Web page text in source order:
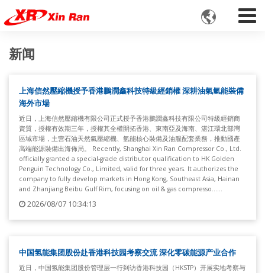

新闻
上海信然壓縮機授予香港鵬潤鑫科技特級經銷權 深耕油氣氫能裝備
海外市場
近日，上海信然壓縮機有限公司正式授予香港鵬潤鑫科技有限公司特級經銷商
資質，授權有效期三年，授權其全權開拓香港、東南亞及海南、湛江環北部灣
區域市場，主营石油天然氣壓縮機、氫能核心裝備及油服配套業務，推動國產
高端能源裝備出海佈局。 Recently, Shanghai Xin Ran Compressor Co., Ltd.
officially granted a special-grade distributor qualification to HK Golden
Penguin Technology Co., Limited, valid for three years. It authorizes the
company to fully develop markets in Hong Kong, Southeast Asia, Hainan
and Zhanjiang Beibu Gulf Rim, focusing on oil & gas compresso......
2026/08/07 10:34:13
中国氢能集团股份赴香港科技园考察交流 深化零碳能源产业合作
近日，中国氢能集团股份管理层一行到访香港科技园（HKSTP）开展实地考察与